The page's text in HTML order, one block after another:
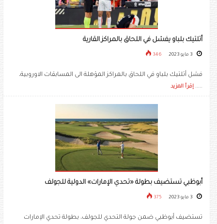
أتلتيك بلباو يفشل في اللحاق بالمراكز القارية
346
فشل أتلتيك بلباو في اللحاق بالمراكز المؤهلة الى المسابقات الاوروبية،
..... إقرأ المزيد
أبوظبي تستضيف بطولة «تحدي الإمارات» الدولية للجولف
375
تستضيف أبوظبي ضمن جولة التحدي للجولف، بطولة تحدي الإمارات